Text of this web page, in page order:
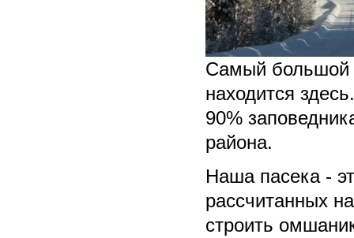
Самый большой
находится
90%
района.
Наша пасека -
рассчитанных
строить